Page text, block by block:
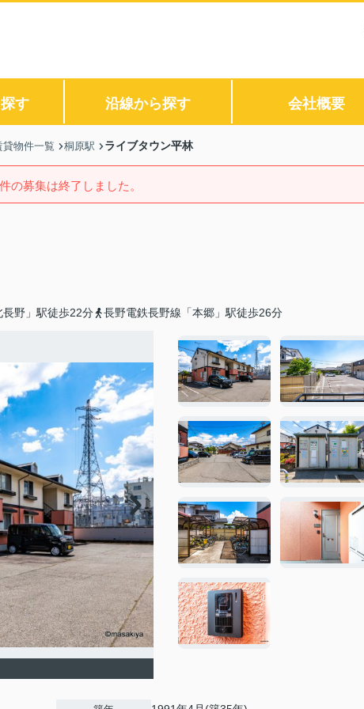
す 沿線から探す 会社概要
物件一覧 桐原駅 ライブタウン平林
の募集は終了しました。
野」駅徒歩22分 長野電鉄長野線「本郷」駅徒歩26分